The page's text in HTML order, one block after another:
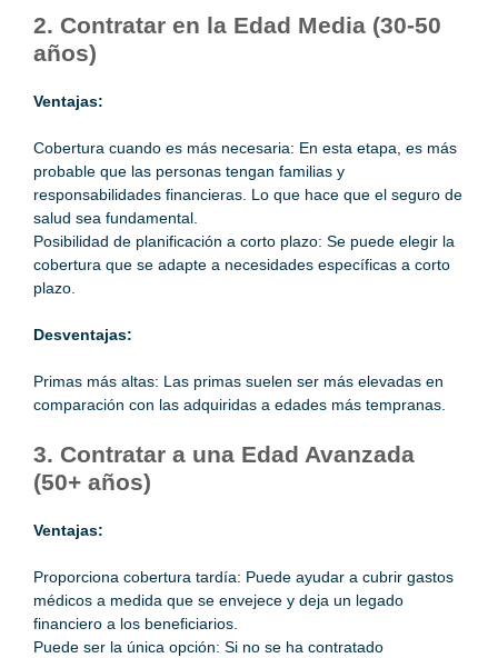
2. Contratar en la Edad Media (30-50
años)
Ventajas:
Cobertura cuando es más necesaria: En esta etapa, es más
probable que las personas tengan familias y
responsabilidades financieras. Lo que hace que el seguro de
salud sea fundamental.
Posibilidad de planificación a corto plazo: Se puede elegir la
cobertura que se adapte a necesidades específicas a corto
plazo.
Desventajas:
Primas más altas: Las primas suelen ser más elevadas en
comparación con las adquiridas a edades más tempranas.
3. Contratar a una Edad Avanzada
(50+ años)
Ventajas:
Proporciona cobertura tardía: Puede ayudar a cubrir gastos
médicos a medida que se envejece y deja un legado
financiero a los beneficiarios.
Puede ser la única opción: Si no se ha contratado